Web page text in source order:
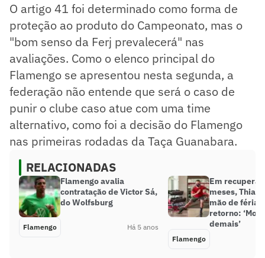
O artigo 41 foi determinado como forma de
proteção ao produto do Campeonato, mas o
"bom senso da Ferj prevalecerá" nas
avaliações. Como o elenco principal do
Flamengo se apresentou nesta segunda, a
federação não entende que será o caso de
punir o clube caso atue com uma time
alternativo, como foi a decisão do Flamengo
nas primeiras rodadas da Taça Guanabara.
RELACIONADAS
Flamengo avalia
contratação de Victor Sá,
do Wolfsburg
Flamengo Há 5 anos
Em
meses,
mão de férias
retorno:
demais’
Flamengo